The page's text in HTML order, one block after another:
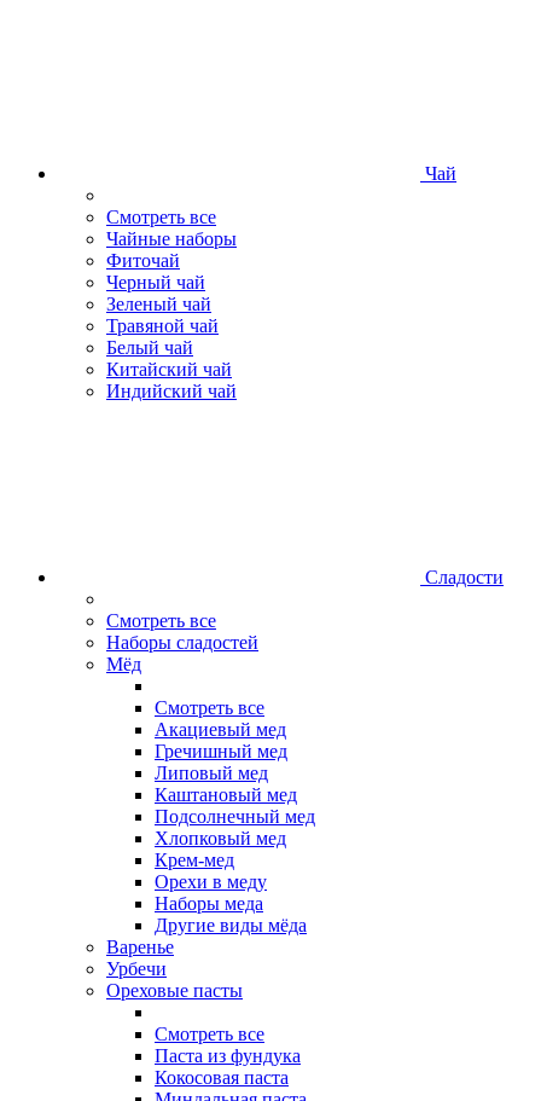
Чай
Смотреть все
Чайные наборы
Фиточай
Черный чай
Зеленый чай
Травяной чай
Белый чай
Китайский чай
Индийский чай
Сладости
Смотреть все
Наборы сладостей
Мёд
Смотреть все
Акациевый мед
Гречишный мед
Липовый мед
Каштановый мед
Подсолнечный мед
Хлопковый мед
Крем-мед
Орехи в меду
Наборы меда
Другие виды мёда
Варенье
Урбечи
Ореховые пасты
Смотреть все
Паста из фундука
Кокосовая паста